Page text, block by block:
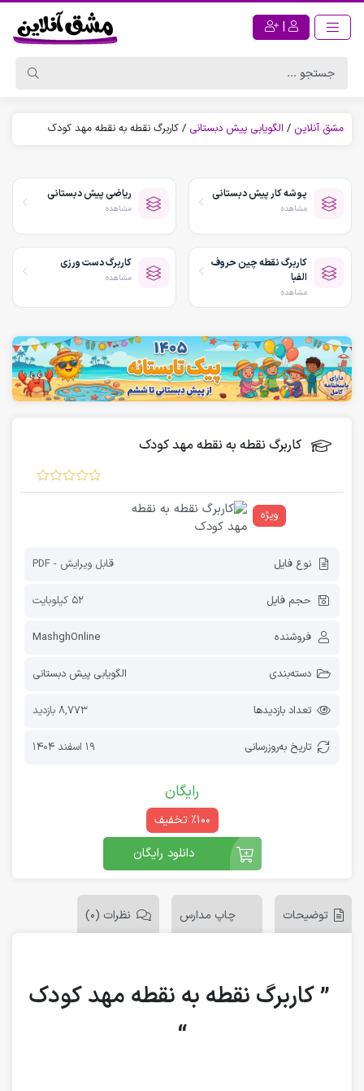
|
مشق آنلاین / الگویابی پیش دبستانی / کاربرگ نقطه به نقطه مهد کودک
پوشه کار پیش دبستانی
مشاهده
ریاضی پیش دبستانی
مشاهده
کاربرگ نقطه چین حروف
الفبا
مشاهده
کاربرگ دست ورزی
مشاهده
کاربرگ نقطه به نقطه مهد کودک
ویژه
نوع فایل قابل ویرایش - PDF
حجم فایل 52 کیلوبایت
فروشنده MashghOnline
دسته‌بندی الگویابی پیش دبستانی
تعداد بازدیدها 8,773 بازدید
تاریخ به‌روز‌رسانی 19 اسفند 1404
رایگان
٪100 تخفیف
دانلود رایگان
توضیحات چاپ مدارس نظرات (0)
” کاربرگ نقطه به نقطه مهد کودک
“